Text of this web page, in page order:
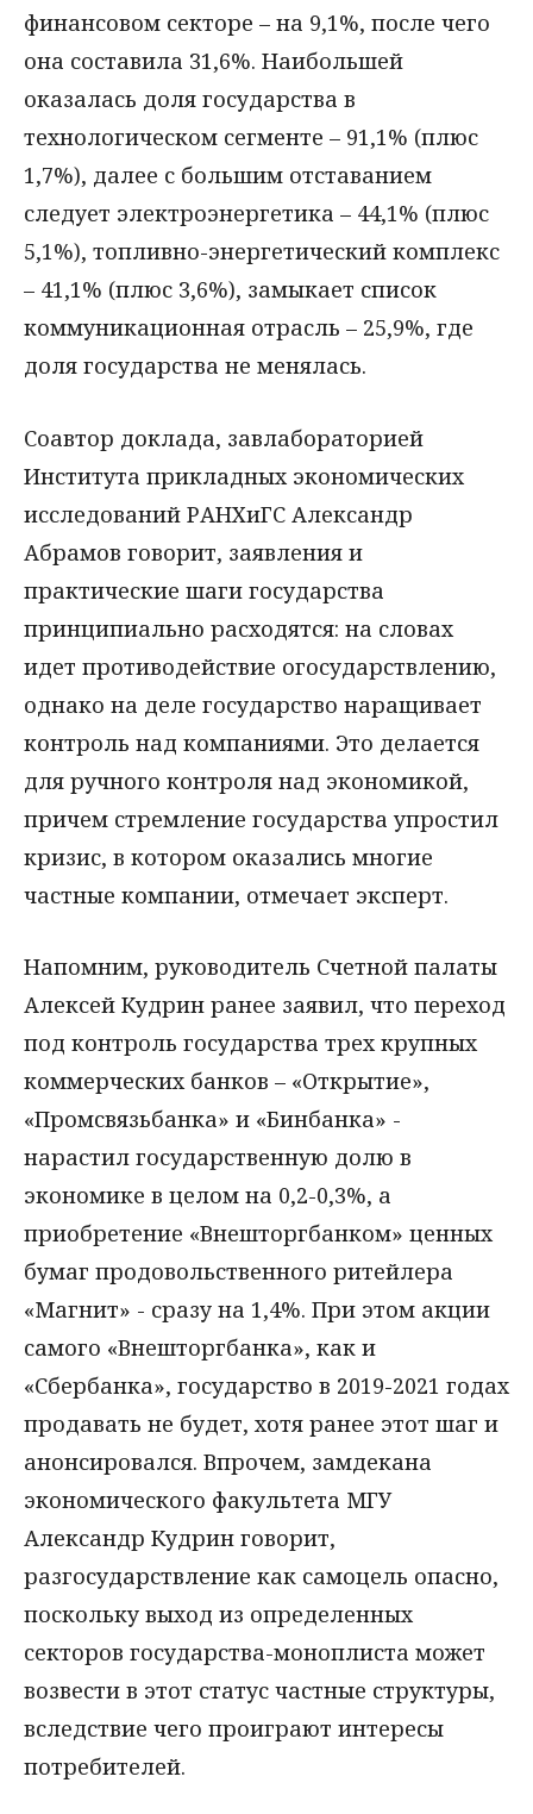
финансовом секторе – на 9,1%, после чего
она составила 31,6%. Наибольшей
оказалась доля государства в
технологическом сегменте – 91,1% (плюс
1,7%), далее с большим отставанием
следует электроэнергетика – 44,1% (плюс
5,1%), топливно-энергетический комплекс
– 41,1% (плюс 3,6%), замыкает список
коммуникационная отрасль – 25,9%, где
доля государства не менялась.
Соавтор доклада, завлабораторией
Института прикладных экономических
исследований РАНХиГС Александр
Абрамов говорит, заявления и
практические шаги государства
принципиально расходятся: на словах
идет противодействие огосударствлению,
однако на деле государство наращивает
контроль над компаниями. Это делается
для ручного контроля над экономикой,
причем стремление государства упростил
кризис, в котором оказались многие
частные компании, отмечает эксперт.
Напомним, руководитель Счетной палаты
Алексей Кудрин ранее заявил, что переход
под контроль государства трех крупных
коммерческих банков – «Открытие»,
«Промсвязьбанка» и «Бинбанка» -
нарастил государственную долю в
экономике в целом на 0,2-0,3%, а
приобретение «Внешторгбанком» ценных
бумаг продовольственного ритейлера
«Магнит» - сразу на 1,4%. При этом акции
самого «Внешторгбанка», как и
«Сбербанка», государство в 2019-2021 годах
продавать не будет, хотя ранее этот шаг и
анонсировался. Впрочем, замдекана
экономического факультета МГУ
Александр Кудрин говорит,
разгосударствление как самоцель опасно,
поскольку выход из определенных
секторов государства-моноплиста может
возвести в этот статус частные структуры,
вследствие чего проиграют интересы
потребителей.